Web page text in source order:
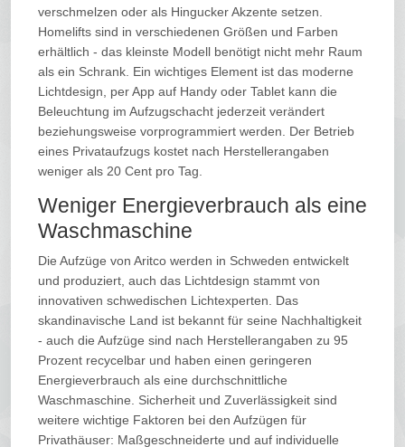
verschmelzen oder als Hingucker Akzente setzen.
Homelifts sind in verschiedenen Größen und Farben
erhältlich - das kleinste Modell benötigt nicht mehr Raum
als ein Schrank. Ein wichtiges Element ist das moderne
Lichtdesign, per App auf Handy oder Tablet kann die
Beleuchtung im Aufzugschacht jederzeit verändert
beziehungsweise vorprogrammiert werden. Der Betrieb
eines Privataufzugs kostet nach Herstellerangaben
weniger als 20 Cent pro Tag.
Weniger Energieverbrauch als eine
Waschmaschine
Die Aufzüge von Aritco werden in Schweden entwickelt
und produziert, auch das Lichtdesign stammt von
innovativen schwedischen Lichtexperten. Das
skandinavische Land ist bekannt für seine Nachhaltigkeit
- auch die Aufzüge sind nach Herstellerangaben zu 95
Prozent recycelbar und haben einen geringeren
Energieverbrauch als eine durchschnittliche
Waschmaschine. Sicherheit und Zuverlässigkeit sind
weitere wichtige Faktoren bei den Aufzügen für
Privathäuser: Maßgeschneiderte und auf individuelle